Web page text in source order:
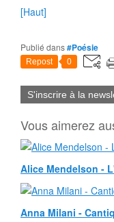
[Haut]
Publié dans#Poésie
Repost 0
S'inscrire à la
Vous aimerez
Alice Mendelson -
Anna Milani -